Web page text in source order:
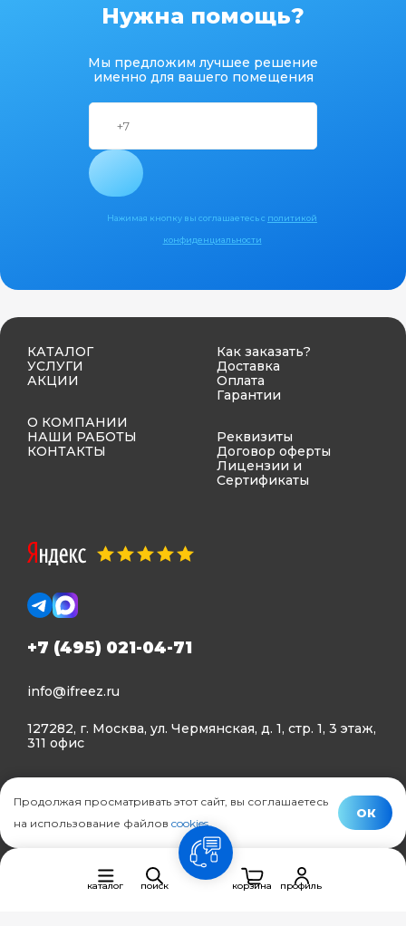
Нужна помощь?
Мы предложим лучшее решение
именно для вашего помещения
Нажимая кнопку вы соглашаетесь с политикой
конфиденциальности
КАТАЛОГ
УСЛУГИ
АКЦИИ
О КОМПАНИИ
НАШИ РАБОТЫ
КОНТАКТЫ
Как заказать?
Доставка
Оплата
Гарантии
Реквизиты
Договор оферты
Лицензии и
Сертификаты
+7 (495) 021-04-71
info@ifreez.ru
127282, г. Москва, ул. Чермянская, д. 1, стр. 1, 3 этаж,
311 офис
Политика конфиденциальности
Политика использования Cookies
© Ifreez - продажа и установка климатической техники,
каталог поиск
связь
корзина
профиль
Продолжая просматривать этот сайт, вы соглашаетесь
на использование файлов cookies.
ОК